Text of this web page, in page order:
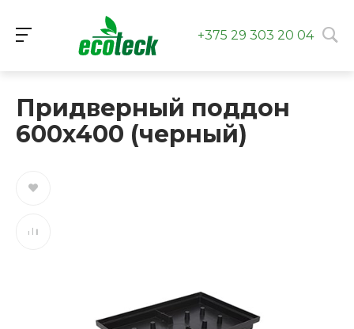
+375 29 303 20 04
Придверный поддон
600х400 (черный)